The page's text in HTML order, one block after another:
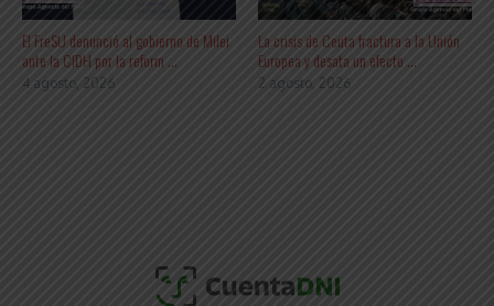
El FreSU denunció al gobierno de Milei
ante la CIDH por la reform ...
4 agosto, 2026
La crisis de Ceuta fractura a la Unión
Europea y desata un efecto ...
2 agosto, 2026